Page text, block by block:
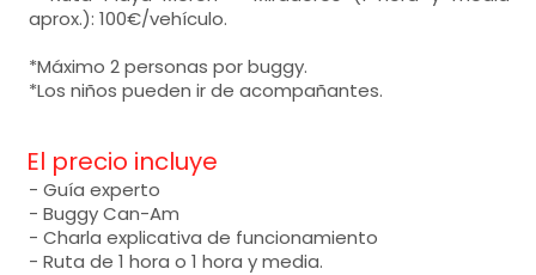
aprox.): 100€/vehículo.
*Máximo 2 personas por buggy.
*Los niños pueden ir de acompañantes.
El precio incluye
- Guía experto
- Buggy Can-Am
- Charla explicativa de funcionamiento
- Ruta de 1 hora o 1 hora y media.